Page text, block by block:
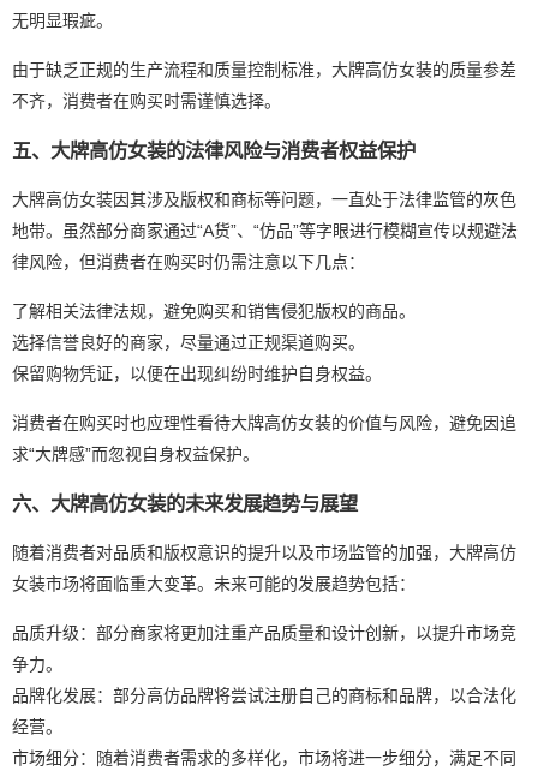
无明显瑕疵。
由于缺乏正规的生产流程和质量控制标准，大牌高仿女装的质量参差
不齐，消费者在购买时需谨慎选择。
五、大牌高仿女装的法律风险与消费者权益保护
大牌高仿女装因其涉及版权和商标等问题，一直处于法律监管的灰色
地带。虽然部分商家通过“A货”、“仿品”等字眼进行模糊宣传以规避法
律风险，但消费者在购买时仍需注意以下几点：
了解相关法律法规，避免购买和销售侵犯版权的商品。
选择信誉良好的商家，尽量通过正规渠道购买。
保留购物凭证，以便在出现纠纷时维护自身权益。
消费者在购买时也应理性看待大牌高仿女装的价值与风险，避免因追
求“大牌感”而忽视自身权益保护。
六、大牌高仿女装的未来发展趋势与展望
随着消费者对品质和版权意识的提升以及市场监管的加强，大牌高仿
女装市场将面临重大变革。未来可能的发展趋势包括：
品质升级：部分商家将更加注重产品质量和设计创新，以提升市场竞
争力。
品牌化发展：部分高仿品牌将尝试注册自己的商标和品牌，以合法化
经营。
市场细分：随着消费者需求的多样化，市场将进一步细分，满足不同